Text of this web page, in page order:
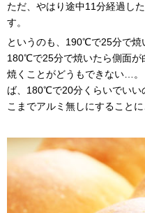
ただ、やはり途中11分経過し
す。
というのも、190℃で25分で焼
180℃で25分で焼いたら側面が
焼くことがどうもできない…
ば、180℃で20分くらいでいい
こまでアルミ無しにすること